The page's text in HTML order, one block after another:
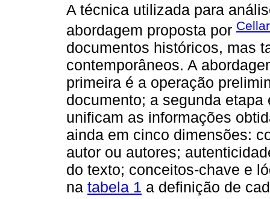
A técnica utilizada para
abordagem proposta por
documentos históricos, mas
contemporâneos. A
primeira é a operação
documento; a segunda
unificam as informações
ainda em cinco dimensões:
autor ou autores;
do texto; conceitos-chave e
na tabela 1 a definição de